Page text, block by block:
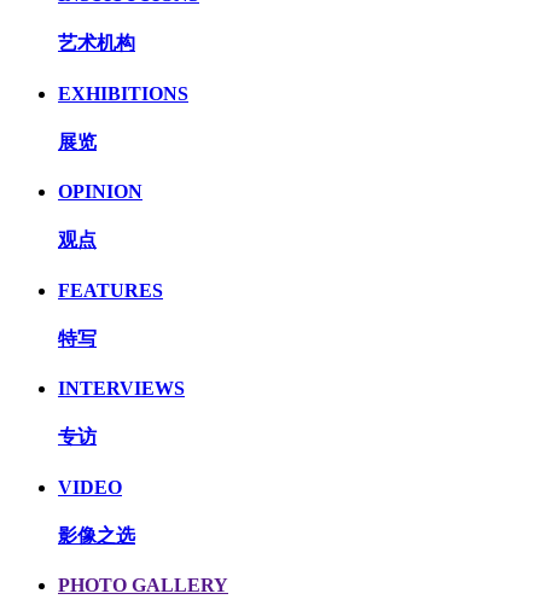
艺术机构
EXHIBITIONS
展览
OPINION
观点
FEATURES
特写
INTERVIEWS
专访
VIDEO
影像之选
PHOTO GALLERY